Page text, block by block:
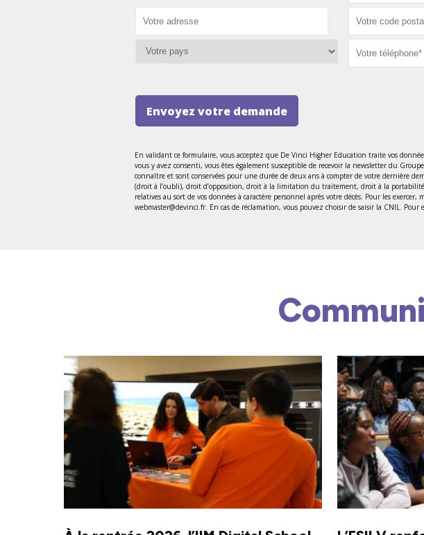
Envoyez votre demande
En validant ce formulaire, vous acceptez que De Vinci Higher Education traite vos
vous y avez consenti, vous êtes également susceptible de recevoir la newsletter du
connaître et sont conservées pour une durée de deux ans à compter de votre dernière
(droit à l’oubli), droit d’opposition, droit à la limitation du traitement, droit à la
relatives au sort de vos données à caractère personnel après votre décès. Pour les
webmaster@devinci.fr. En cas de réclamation, vous pouvez choisir de saisir la CNIL. Pour